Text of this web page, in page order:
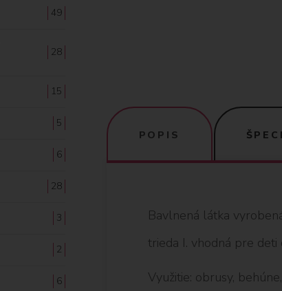
POPIS
Bavlnená látka
trieda I. vhodná pre deti
Využitie: obrusy,
49
28
15
5
6
28
3
2
6